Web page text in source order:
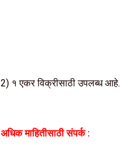
2) १ एकर विक्रीसाठी उपलब्ध आहे.
अधिक माहितीसाठी संपर्क :